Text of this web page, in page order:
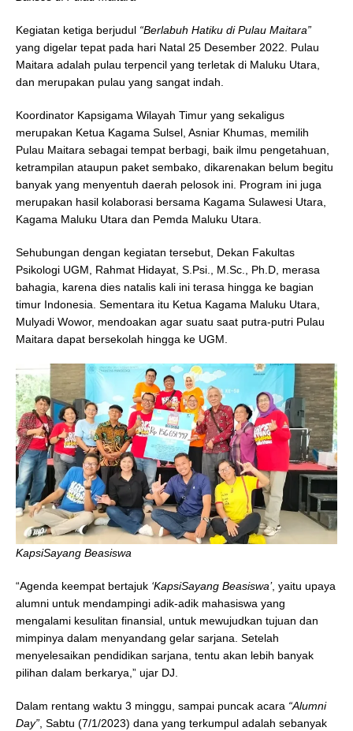
Kegiatan ketiga berjudul “Berlabuh Hatiku di Pulau Maitara”
yang digelar tepat pada hari Natal 25 Desember 2022. Pulau
Maitara adalah pulau terpencil yang terletak di Maluku Utara,
dan merupakan pulau yang sangat indah.
Koordinator Kapsigama Wilayah Timur yang sekaligus
merupakan Ketua Kagama Sulsel, Asniar Khumas, memilih
Pulau Maitara sebagai tempat berbagi, baik ilmu pengetahuan,
ketrampilan ataupun paket sembako, dikarenakan belum begitu
banyak yang menyentuh daerah pelosok ini. Program ini juga
merupakan hasil kolaborasi bersama Kagama Sulawesi Utara,
Kagama Maluku Utara dan Pemda Maluku Utara.
Sehubungan dengan kegiatan tersebut, Dekan Fakultas
Psikologi UGM, Rahmat Hidayat, S.Psi., M.Sc., Ph.D, merasa
bahagia, karena dies natalis kali ini terasa hingga ke bagian
timur Indonesia. Sementara itu Ketua Kagama Maluku Utara,
Mulyadi Wowor, mendoakan agar suatu saat putra-putri Pulau
Maitara dapat bersekolah hingga ke UGM.
KapsiSayang Beasiswa
“Agenda keempat bertajuk ‘KapsiSayang Beasiswa’, yaitu upaya
alumni untuk mendampingi adik-adik mahasiswa yang
mengalami kesulitan finansial, untuk mewujudkan tujuan dan
mimpinya dalam menyandang gelar sarjana. Setelah
menyelesaikan pendidikan sarjana, tentu akan lebih banyak
pilihan dalam berkarya,” ujar DJ.
Dalam rentang waktu 3 minggu, sampai puncak acara “Alumni
Day” , Sabtu (7/1/2023) dana yang terkumpul adalah sebanyak